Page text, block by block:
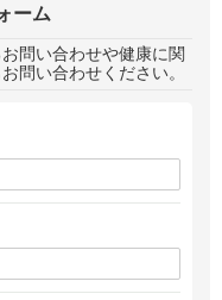
ーム
問い合わせや健康に関
問い合わせください。